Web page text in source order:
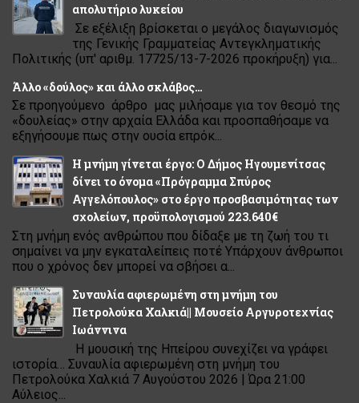
απολυτήριο λυκείου
Σε εξέλιξη βρίσκεται ο μεγάλος διαγωνισμός
της Γενικής Γραμματείας Αντεγκληματικής
Πολιτικής (υπ' αριθμ. 17725/13-7-2026 προκήρυξη) για...
Άλλο «δούλος» και άλλο σκλάβος…
Σε προηγούμενο άρθρο μας μιλήσαμε για τον θεσμό της
«δουλείας» στην αρχαία Ελλάδα και προσπαθήσαμε να
εξηγήσουμε πως στην ουσία επρόκ...
Η μνήμη γίνεται έργο: Ο Δήμος Ηγουμενίτσας
δίνει το όνομα «Πρόγραμμα Σπύρος
Αγγελόπουλος» στο έργο προσβασιμότητας των
σχολείων, προϋπολογισμού 223.640€
Στη μνήμη ενός ανθρώπου που δίδαξε με τη ζωή του τι
σημαίνει να μην εγκαταλείπεις ποτέ Υπάρχουν άνθρωποι
που ο χρόνος δεν μπορεί να σβήσει α...
Συναυλία αφιερωμένη στη μνήμη του
Πετρολούκα Χαλκιά|| Μουσείο Αργυροτεχνίας
Ιωάννινα
Η μουσική της Ηπείρου συνεχίζει να γράφει
ιστορία… Συναυλία αφιερωμένη στη μνήμη του
Πετρολούκα Χαλκιά 7 Αυγούστου 2026 | Ώρα 21:00
Αύλειος...